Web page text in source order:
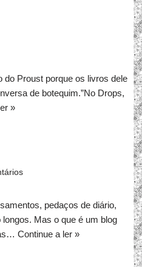
do Proust porque os livros dele
de botequim.”No Drops,
»
pedaços de diário,
Mas o que é um blog
Continue a ler »